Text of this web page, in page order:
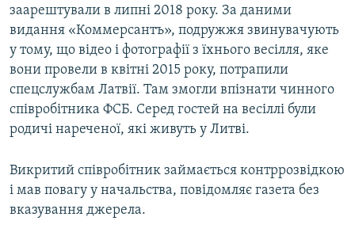
заарештували в липні 2018 року. За даними
видання «Коммерсантъ», подружжя звинувачують
у тому, що відео і фотографії з їхнього весілля, яке
вони провели в квітні 2015 року, потрапили
спецслужбам Латвії. Там змогли впізнати чинного
співробітника ФСБ. Серед гостей на весіллі були
родичі нареченої, які живуть у Литві.
Викритий співробітник займається контррозвідкою
і мав повагу у начальства, повідомляє газета без
вказування джерела.